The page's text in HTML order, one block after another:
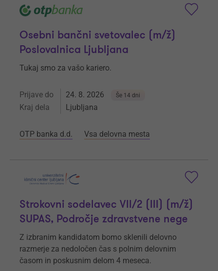
Osebni bančni svetovalec (m/ž)
Poslovalnica Ljubljana
Tukaj smo za vašo kariero.
Prijave do 24. 8. 2026 Še 14 dni
Kraj dela Ljubljana
OTP banka d.d. Vsa delovna mesta
Strokovni sodelavec VII/2 (III) (m/ž)
SUPAS, Področje zdravstvene nege
Z izbranim kandidatom bomo sklenili delovno
razmerje za nedoločen čas s polnim delovnim
časom in poskusnim delom 4 meseca.